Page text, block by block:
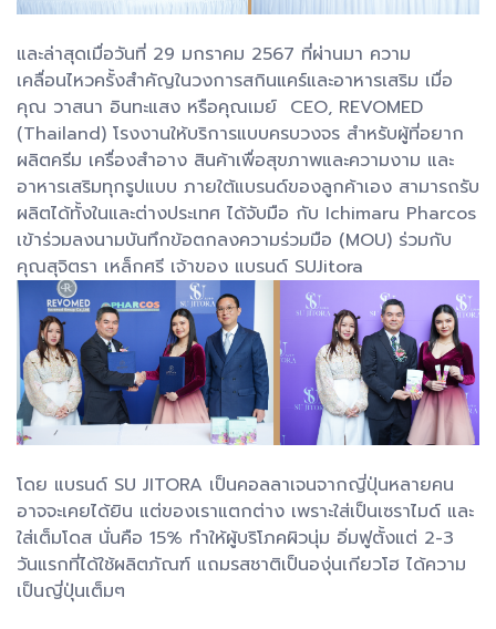
และล่าสุดเมื่อวันที่ 29 มกราคม 2567 ที่ผ่านมา ความ
เคลื่อนไหวครั้งสำคัญในวงการสกินแคร์และอาหารเสริม เมื่อ
คุณ วาสนา อินทะแสง หรือคุณเมย์ CEO, REVOMED
(Thailand) โรงงานให้บริการแบบครบวงจร สำหรับผู้ที่อยาก
ผลิตครีม เครื่องสำอาง สินค้าเพื่อสุขภาพและความงาม และ
อาหารเสริมทุกรูปแบบ ภายใต้แบรนด์ของลูกค้าเอง สามารถรับ
ผลิตได้ทั้งในและต่างประเทศ ได้จับมือ กับ Ichimaru Pharcos
เข้าร่วมลงนามบันทึกข้อตกลงความร่วมมือ (MOU) ร่วมกับ
คุณสุจิตรา เหล็กศรี เจ้าของ แบรนด์ SUJitora
โดย แบรนด์ SU JITORA เป็นคอลลาเจนจากญี่ปุ่นหลายคน
อาจจะเคยได้ยิน แต่ของเราแตกต่าง เพราะใส่เป็นเซราไมด์ และ
ใส่เต็มโดส นั่นคือ 15% ทำให้ผู้บริโภคผิวนุ่ม อิ่มฟูตั้งแต่ 2-3
วันแรกที่ได้ใช้ผลิตภัณฑ์ แถมรสชาติเป็นองุ่นเกียวโฮ ได้ความ
เป็นญี่ปุ่นเต็มๆ